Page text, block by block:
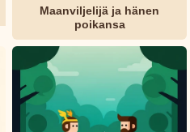
Maanviljelijä ja hänen
poikansa